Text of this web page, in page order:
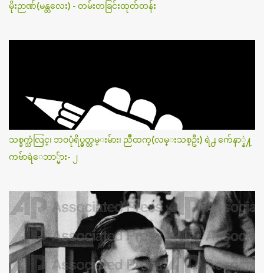
မိုးဉာဏ်(မန္တလေး) - တမ်းတခြင်းထုတ်တန်း
သစ္ခက္သံလြင္၊ ဘဝပုံရိပ္မွတ္တမ္းမ်ား၊ ညိဳထက္(လမ္းသစ္ဦး) ရဲ႕ က်ေနာ္နဲ႔
ကဗ်ာရဲေဘာ္မ်ား- ၂